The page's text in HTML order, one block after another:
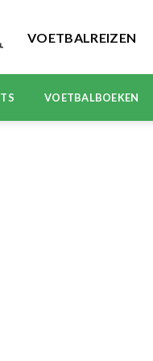
VOETBALREIZEN
VOETBALBOEKEN